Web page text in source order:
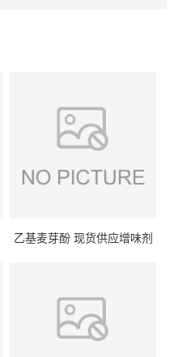
乙基麦芽酚 现货供应增味剂